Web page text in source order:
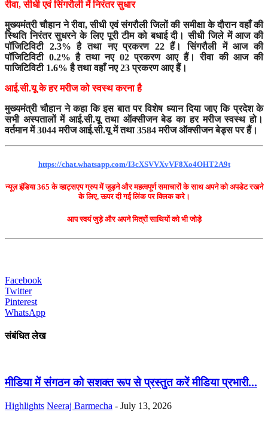
रीवा, सीधी एवं सिंगरौली में निरंतर सुधार
मुख्यमंत्री चौहान ने रीवा, सीधी एवं संगरौली जिलों की समीक्षा के दौरान वहाँ की
स्थिति निरंतर सुधरने के लिए पूरी टीम को बधाई दी। सीधी जिले में आज की
पॉजिटिविटी 2.3% है तथा नए प्रकरण 22 हैं। सिंगरौली में आज की
पॉजिटिविटी 0.2% है तथा नए 02 प्रकरण आए हैं। रीवा की आज की
पाजिटिविटी 1.6% है तथा वहाँ नए 23 प्रकरण आए हैं।
आई.सी.यू के हर मरीज को स्वस्थ करना है
मुख्यमंत्री चौहान ने कहा कि इस बात पर विशेष ध्यान दिया जाए कि प्रदेश के
सभी अस्पतालों में आई.सी.यू तथा ऑक्सीजन बेड का हर मरीज स्वस्थ हो।
वर्तमान में 3044 मरीज आई.सी.यू में तथा 3584 मरीज ऑक्सीजन बेड्स पर हैं।
https://chat.whatsapp.com/I3cXSVVXvVF8Xo4OHT2A9t
न्यूज़ इंडिया 365 के व्हाट्सएप ग्रुप में जुड़ने और महत्वपूर्ण समाचारों के साथ अपने को अपडेट रखने
के लिए, ऊपर दी गई लिंक पर क्लिक करे।
आप स्वयं जुड़े और अपने मित्रों साथियों को भी जोड़े
Facebook
Twitter
Pinterest
WhatsApp
संबंधित लेख
मीडिया में संगठन को सशक्त रूप से प्रस्तुत करें मीडिया प्रभारी...
Highlights Neeraj Barmecha - July 13, 2026